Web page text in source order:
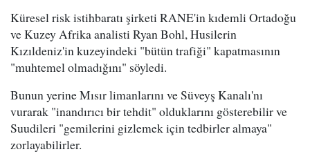
Küresel risk istihbaratı şirketi RANE'in kıdemli Ortadoğu
ve Kuzey Afrika analisti Ryan Bohl, Husilerin
Kızıldeniz'in kuzeyindeki "bütün trafiği" kapatmasının
"muhtemel olmadığını" söyledi.
Bunun yerine Mısır limanlarını ve Süveyş Kanalı'nı
vurarak "inandırıcı bir tehdit" olduklarını gösterebilir ve
Suudileri "gemilerini gizlemek için tedbirler almaya"
zorlayabilirler.